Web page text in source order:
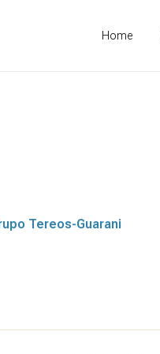
Home
Tereos-Guarani